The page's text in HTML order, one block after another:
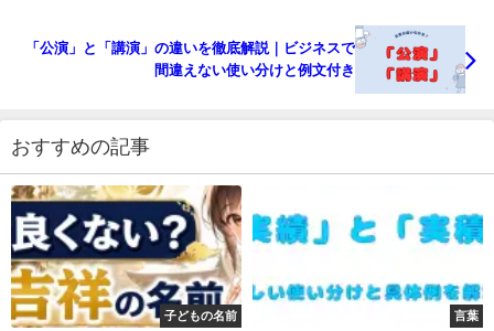
「公演」と「講演」の違いを徹底解説｜ビジネスで
間違えない使い分けと例文付き
おすすめの記事
子どもの名前 言葉